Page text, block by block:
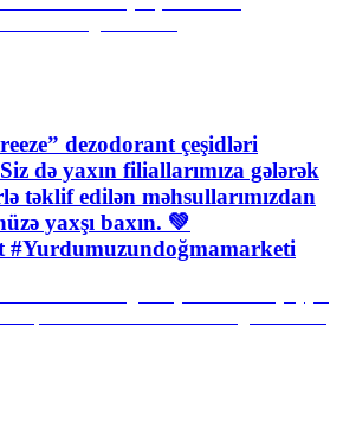
dezodorant çeşidləri
də yaxın filiallarımıza gələrək
təklif edilən məhsullarımızdan
yaxşı baxın. 💚
#Yurdumuzundoğmamarketi